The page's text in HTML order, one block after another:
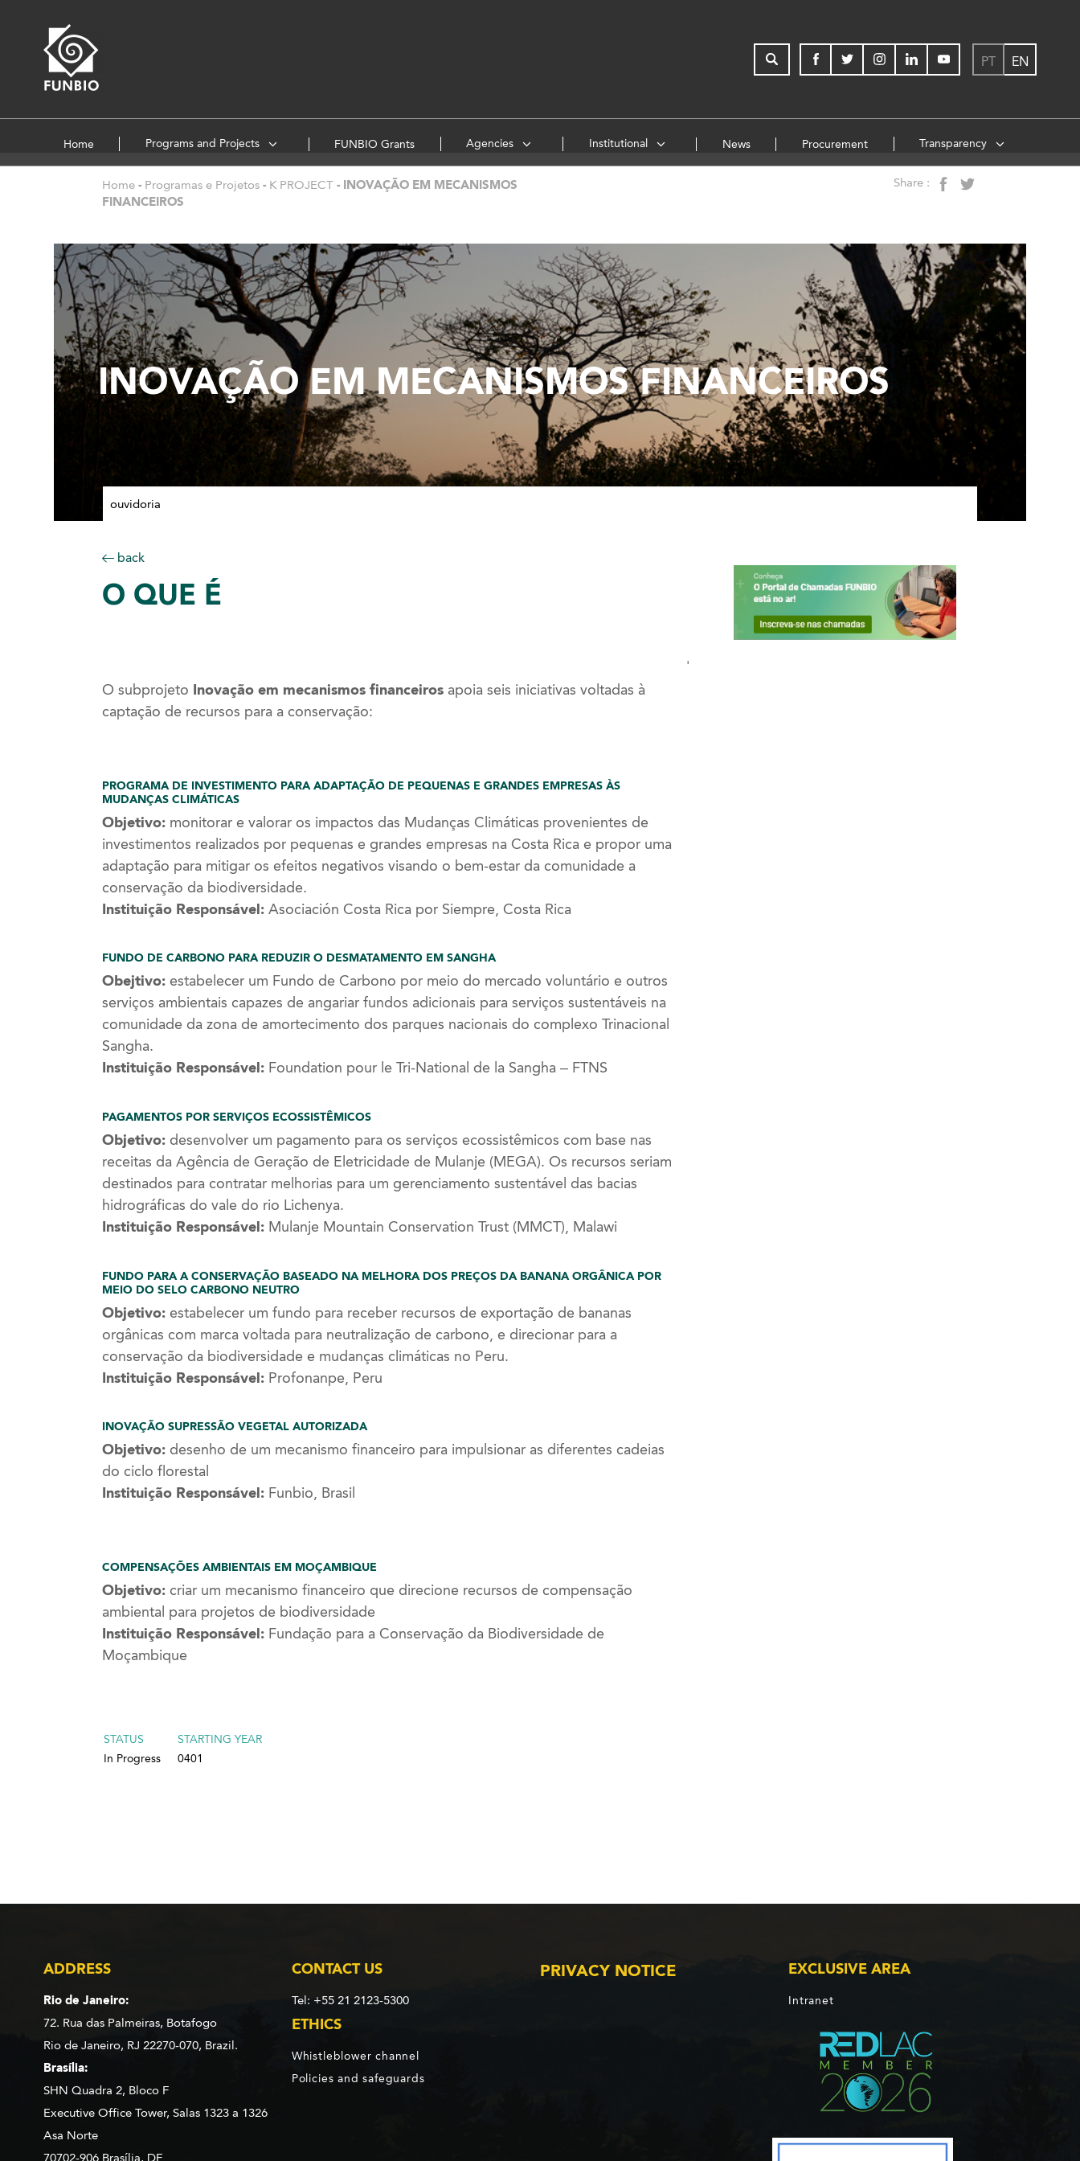
PT EN
Home Programs and Projects FUNBIO Grants Agencies Institutional News Procurement Transparency
Home - Programas e Projetos - K PROJECT -
INOVAÇÃO EM MECANISMOS
FINANCEIROS
Share :
INOVAÇÃO EM MECANISMOS FINANCEIROS
ouvidoria
back
O QUE É
O subprojeto Inovação em mecanismos financeiros apoia seis iniciativas voltadas à
captação de recursos para a conservação:
PROGRAMA DE INVESTIMENTO PARA ADAPTAÇÃO DE PEQUENAS E GRANDES EMPRESAS ÀS
MUDANÇAS CLIMÁTICAS
Objetivo: monitorar e valorar os impactos das Mudanças Climáticas provenientes de
investimentos realizados por pequenas e grandes empresas na Costa Rica e propor uma
adaptação para mitigar os efeitos negativos visando o bem-estar da comunidade a
conservação da biodiversidade.
Instituição Responsável: Asociación Costa Rica por Siempre, Costa Rica
FUNDO DE CARBONO PARA REDUZIR O DESMATAMENTO EM SANGHA
Obejtivo: estabelecer um Fundo de Carbono por meio do mercado voluntário e outros
serviços ambientais capazes de angariar fundos adicionais para serviços sustentáveis na
comunidade da zona de amortecimento dos parques nacionais do complexo Trinacional
Sangha.
Instituição Responsável: Foundation pour le Tri-National de la Sangha – FTNS
PAGAMENTOS POR SERVIÇOS ECOSSISTÊMICOS
Objetivo: desenvolver um pagamento para os serviços ecossistêmicos com base nas
receitas da Agência de Geração de Eletricidade de Mulanje (MEGA). Os recursos seriam
destinados para contratar melhorias para um gerenciamento sustentável das bacias
hidrográficas do vale do rio Lichenya.
Instituição Responsável: Mulanje Mountain Conservation Trust (MMCT), Malawi
FUNDO PARA A CONSERVAÇÃO BASEADO NA MELHORA DOS PREÇOS DA BANANA ORGÂNICA POR
MEIO DO SELO CARBONO NEUTRO
Objetivo: estabelecer um fundo para receber recursos de exportação de bananas
orgânicas com marca voltada para neutralização de carbono, e direcionar para a
conservação da biodiversidade e mudanças climáticas no Peru.
Instituição Responsável: Profonanpe, Peru
INOVAÇÃO SUPRESSÃO VEGETAL AUTORIZADA
Objetivo: desenho de um mecanismo financeiro para impulsionar as diferentes cadeias
do ciclo florestal
Instituição Responsável: Funbio, Brasil
COMPENSAÇÕES AMBIENTAIS EM MOÇAMBIQUE
Objetivo: criar um mecanismo financeiro que direcione recursos de compensação
ambiental para projetos de biodiversidade
Instituição Responsável: Fundação para a Conservação da Biodiversidade de
Moçambique
'
STATUS
In Progress
STARTING YEAR
0401
ADDRESS
Rio de Janeiro:
72. Rua das Palmeiras, Botafogo
Rio de Janeiro, RJ 22270-070, Brazil.
Brasília:
SHN Quadra 2, Bloco F
Executive Office Tower, Salas 1323 a 1326
Asa Norte
70702-906 Brasília, DF
CONTACT US
Tel: +55 21 2123-5300
PRIVACY NOTICE EXCLUSIVE AREA
Intranet
ETHICS
Whistleblower channel
Policies and safeguards